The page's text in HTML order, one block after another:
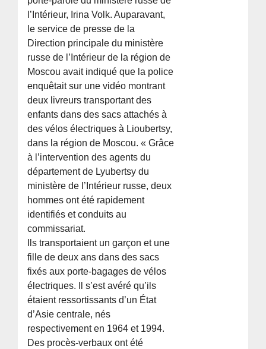
l’Intérieur, Irina Volk. Auparavant,
le service de presse de la
Direction principale du ministère
russe de l’Intérieur de la région de
Moscou avait indiqué que la police
enquêtait sur une vidéo montrant
deux livreurs transportant des
enfants dans des sacs attachés à
des vélos électriques à Lioubertsy,
dans la région de Moscou. « Grâce
à l’intervention des agents du
département de Lyubertsy du
ministère de l’Intérieur russe, deux
hommes ont été rapidement
identifiés et conduits au
commissariat.
Ils transportaient un garçon et une
fille de deux ans dans des sacs
fixés aux porte-bagages de vélos
électriques. Il s’est avéré qu’ils
étaient ressortissants d’un État
d’Asie centrale, nés
respectivement en 1964 et 1994.
Des procès-verbaux ont été